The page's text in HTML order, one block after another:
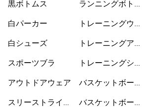
黒ボトムス
白パーカー
白シューズ
スポーツブラ
アウトドアウェア
スリーストライプ
ランニングボトム
トレーニングウェ
トレーニングアク
トレーニングシュ
バスケットボール
バスケットボール